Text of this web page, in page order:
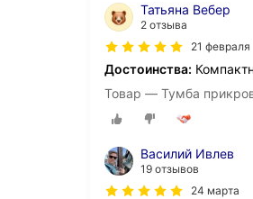
Татьяна Вебер
2 отзыва
21 февраля
Достоинства:
Товар — Тумба
Василий Ивлев
19 отзывов
24 марта